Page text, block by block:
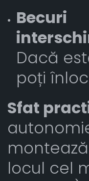
Becuri
Dacă
poți
Sfat
locul cel